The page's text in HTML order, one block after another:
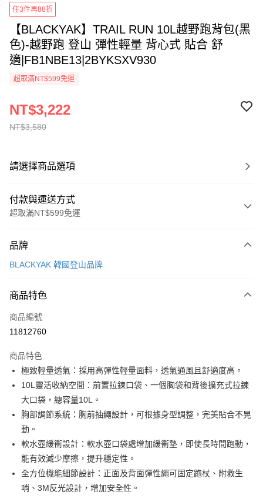
任3件再88折
【BLACKYAK】TRAIL RUN 10L越野跑背包(黑
色)-越野跑 登山 彈性輕量 背心式 貼合 舒
適|FB1NBE13|2BYKSXV930
超取滿NT$599免運
NT$3,580
NT$3,222
請選擇商品選項
付款與運送方式
超取滿NT$599免運
信用卡一次付款
LINE Pay
Apple Pay
悠遊付
Google Pay
全盈+PAY
大哥付你分期
相關說明
【大哥付你分期使用說明】
1.本服務由台灣大哥大提供，台灣大哥大用戶可立即使用無須另外申請。
2.付款方式選擇「大哥付你分期」，訂單成立後會自動跳轉到大哥付的交易
流程，驗證手機門號後，選擇欲分期的期數、繳款截止日，確認付款後即完
AFTEE先享後付
相關說明
【關於「AFTEE先享後付」】
品牌
BLACKYAK 韓國登山品牌
商品特色
商品編號
11812760
商品特色
極致輕量透氣：採用高彈性輕量面料，透氣通風且舒適度高。
10L靈活收納空間：前置拉鍊口袋、一個胸袋和背後擴充式拉鍊
大口袋，總容量10L。
胸部調節系統：胸前抽繩設計，可根據身型調整，完美貼合不晃
動。
軟水壺緩衝設計：軟水壺口袋處增加緩衝墊，即使長時間跑動，
能有效減少摩擦，提升穩定性。
全方位機能細節設計：正面及背面彈性繩可固定跑杖、附救生
哨、3M反光設計，增加安全性。